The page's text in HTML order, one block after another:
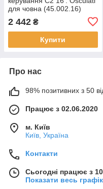
для човна (45.002.16)
2 442 ₴
Купити
Про нас
98% позитивних з 50
Працює з 02.06.2020
м. Київ
Київ, Україна
Контакти
Сьогодні працює з
Показати весь